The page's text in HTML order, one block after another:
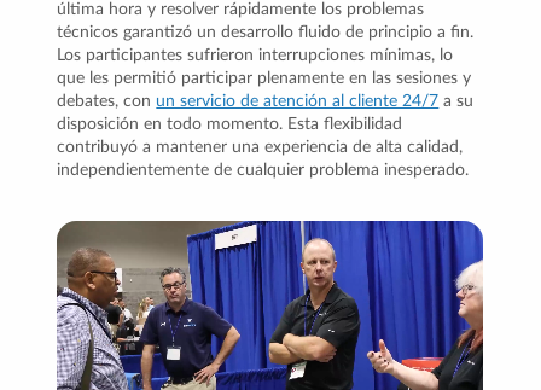
última hora y resolver rápidamente los problemas
técnicos garantizó un desarrollo fluido de principio a fin.
Los participantes sufrieron interrupciones mínimas, lo
que les permitió participar plenamente en las sesiones y
debates, con un servicio de atención al cliente 24/7 a su
disposición en todo momento. Esta flexibilidad
contribuyó a mantener una experiencia de alta calidad,
independientemente de cualquier problema inesperado.